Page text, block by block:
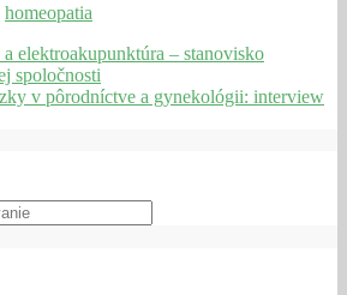
homeopatia
elektroakupunktúra – stanovisko
spoločnosti
v pôrodníctve a gynekológii: interview